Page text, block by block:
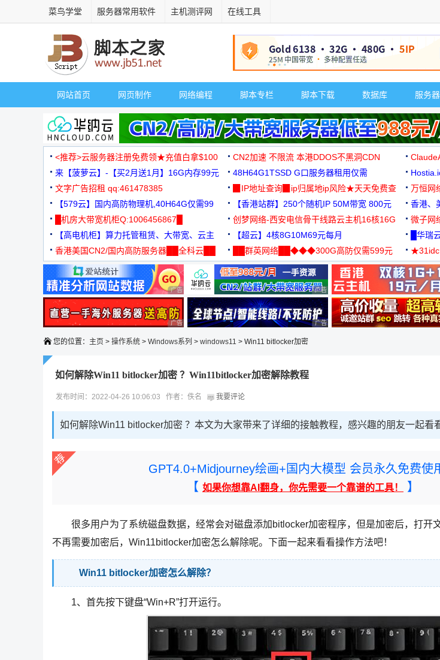
菜鸟学堂 服务器常用软件 主机测评网 在线工具
网站首页 网页制作 网络编程 脚本专栏 脚本下载 数据库 服务器
<推荐>云服务器注册免费领★充值白拿$100 CN2加速 不限流 本港DDOS不黑洞CDN
来【菠萝云】-【买2月送1月】16G内存99元
48H64G1TSSD G口服务器租用仅需
3000+可免费测试
文字广告招租 qq:461478385
▉IP地址查询▉ip归属地ip风险★天天免费查
万恒网
99元/
【579云】国内高防物理机,40H64G仅需99
元
【香港站群】250个随机IP 50M带宽 800元 香港、
█机房大带宽机柜Q:1006456867█
创梦网络-西安电信骨干线路云主机16核16G
88元/月
微子网
【高电机柜】算力托管租赁、大带宽、云主
机
【超云】4核8G10M69元每月 █华瑞
香港美国CN2/国内高防服务器██全科云██
██群英网络██◆◆◆300G高防仅需599元
◆◆◆
用◆
广告 商业广告，理性选择 广告 商业广告，理性选择
广告 商业广告，理性选择 广告 商业广告，理性选择
您的位置： 主页 > 操作系统 > Windows系列 > windows11 > Win11 bitlocker加密
如何解除Win11 bitlocker加密 ？Win11bitlocker加密解除教程
发布时间：2022-04-26 10:06:03 作者：佚名 我要评论
如何解除Win11 bitlocker加密 ？本文为大家带来了详细的接触教程，感兴趣的朋友一起看
GPT4.0+Midjourney绘画+国内大模型 会员永久免费使
【 如果你想靠AI翻身，你先需要一个靠谱的工具！ 】
很多用户为了系统磁盘数据，经常会对磁盘添加bitlocker加密程序，但是加密后，打开
不再需要加密后，Win11bitlocker加密怎么解除呢。下面一起来看看操作方法吧！
Win11 bitlocker加密怎么解除？
1、首先按下键盘“Win+R”打开运行。